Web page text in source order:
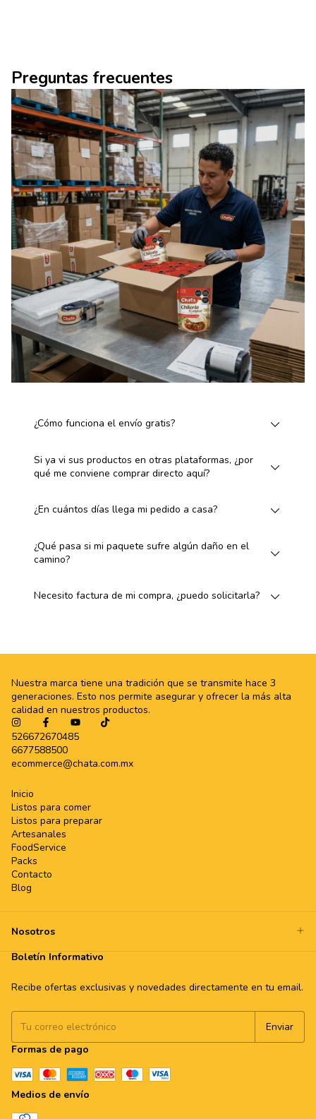
Preguntas frecuentes
¿Cómo funciona el envío gratis?
Si ya vi sus productos en otras plataformas, ¿por
qué me conviene comprar directo aquí?
¿En cuántos días llega mi pedido a casa?
¿Qué pasa si mi paquete sufre algún daño en el
camino?
Necesito factura de mi compra, ¿puedo solicitarla?
Nuestra marca tiene una tradición que se transmite hace 3
generaciones. Esto nos permite asegurar y ofrecer la más alta
calidad en nuestros productos.
526672670485
6677588500
ecommerce@chata.com.mx
Inicio
Listos para comer
Listos para preparar
Artesanales
FoodService
Packs
Contacto
Blog
Nosotros
Boletín Informativo
Recibe ofertas exclusivas y novedades directamente en tu email.
Formas de pago
Medios de envío